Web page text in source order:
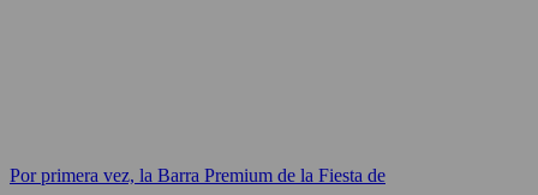
Por primera vez, la Barra Premium de la Fiesta de